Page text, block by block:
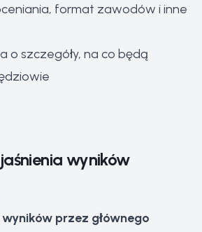
format zawodów i inne
o szczegóły, na co będą
wyników
przez głównego